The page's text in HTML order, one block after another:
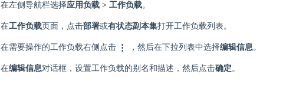
在左侧导航栏选择应用负载 > 工作负载。
在工作负载页面，点击部署或有状态副本集打开工作负载列表。
在需要操作的工作负载右侧点击 ，然后在下拉列表中选择编辑信息。
在编辑信息对话框，设置工作负载的别名和描述，然后点击确定。